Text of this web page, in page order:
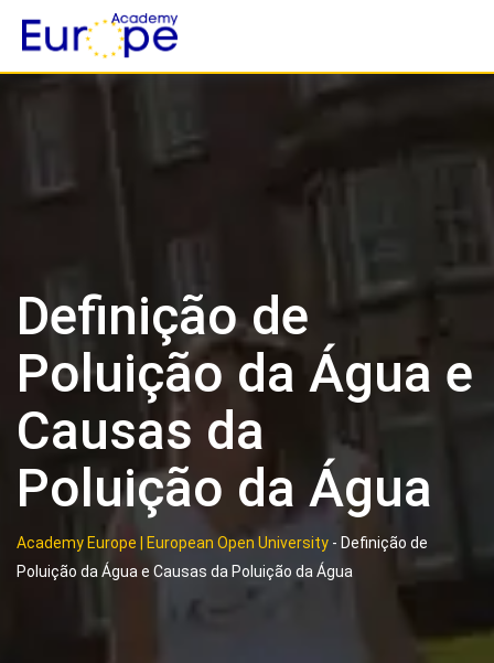
content
Definição de
Poluição da Água e
Causas da
Poluição da Água
Academy Europe | European Open University - Definição de
Poluição da Água e Causas da Poluição da Água